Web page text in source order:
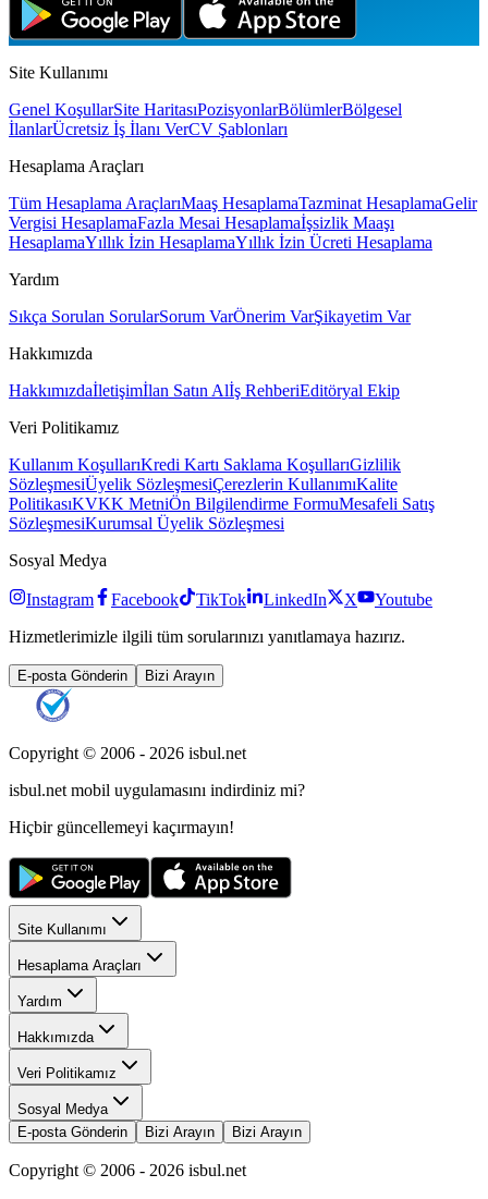
Site Kullanımı
Genel KoşullarSite HaritasıPozisyonlarBölümlerBölgesel
İlanlarÜcretsiz İş İlanı VerCV Şablonları
Hesaplama Araçları
Tüm Hesaplama AraçlarıMaaş HesaplamaTazminat HesaplamaGelir
Vergisi HesaplamaFazla Mesai Hesaplamaİşsizlik Maaşı
HesaplamaYıllık İzin HesaplamaYıllık İzin Ücreti Hesaplama
Yardım
Sıkça Sorulan SorularSorum VarÖnerim VarŞikayetim Var
Hakkımızda
Hakkımızdaİletişimİlan Satın Alİş RehberiEditöryal Ekip
Veri Politikamız
Kullanım KoşullarıKredi Kartı Saklama KoşullarıGizlilik
SözleşmesiÜyelik SözleşmesiÇerezlerin KullanımıKalite
PolitikasıKVKK MetniÖn Bilgilendirme FormuMesafeli Satış
SözleşmesiKurumsal Üyelik Sözleşmesi
Sosyal Medya
Instagram Facebook TikTok LinkedIn X
Youtube
Hizmetlerimizle ilgili tüm sorularınızı yanıtlamaya hazırız.
E-posta Gönderin Bizi Arayın
Copyright © 2006 - 2026 isbul.net
isbul.net mobil uygulamasını indirdiniz mi?
Hiçbir güncellemeyi kaçırmayın!
Site Kullanımı
Hesaplama Araçları
Yardım
Hakkımızda
Veri Politikamız
Sosyal Medya
E-posta Gönderin
Bizi Arayın Bizi Arayın
Copyright © 2006 - 2026 isbul.net